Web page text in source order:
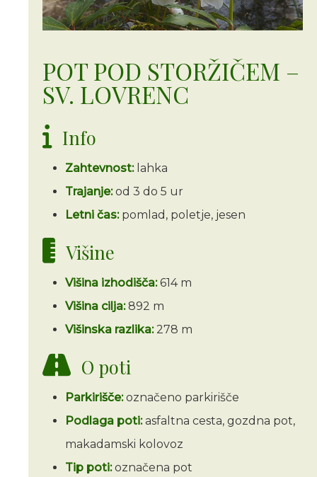
POT POD STORŽIČEM –
SV. LOVRENC
Info
Zahtevnost:lahka
Trajanje:od 3 do 5 ur
Letni čas:pomlad, poletje, jesen
Višine
Višina izhodišča:614 m
Višina cilja:892 m
Višinska razlika:278 m
O poti
Parkirišče:označeno parkirišče
Podlaga poti:asfaltna cesta, gozdna pot,
makadamski kolovoz
Tip poti:označena pot